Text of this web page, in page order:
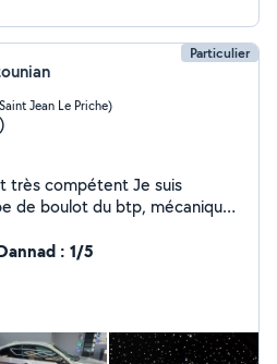
Particulier
Jean Le Priche)
compétent Je suis
de boulot du btp, mécanique,
: 1/5